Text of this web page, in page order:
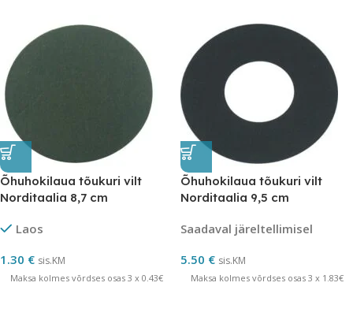
Õhuhokilaua tõukuri vilt
Norditaalia 8,7 cm
Laos
1.30 € sis.KM
Maksa kolmes võrdses osas 3 x 0.43€
Õhuhokilaua tõukuri vilt
Norditaalia 9,5 cm
Saadaval järeltellimisel
5.50 € sis.KM
Maksa kolmes võrdses osas 3 x 1.83€